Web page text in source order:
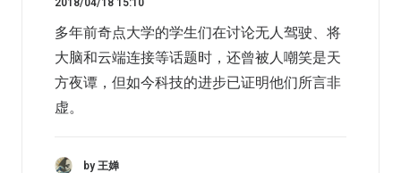
多年前奇点大学的学生们在讨论无人驾驶、将
大脑和云端连接等话题时，还曾被人嘲笑是天
方夜谭，但如今科技的进步已证明他们所言非
虚。
by 王婵